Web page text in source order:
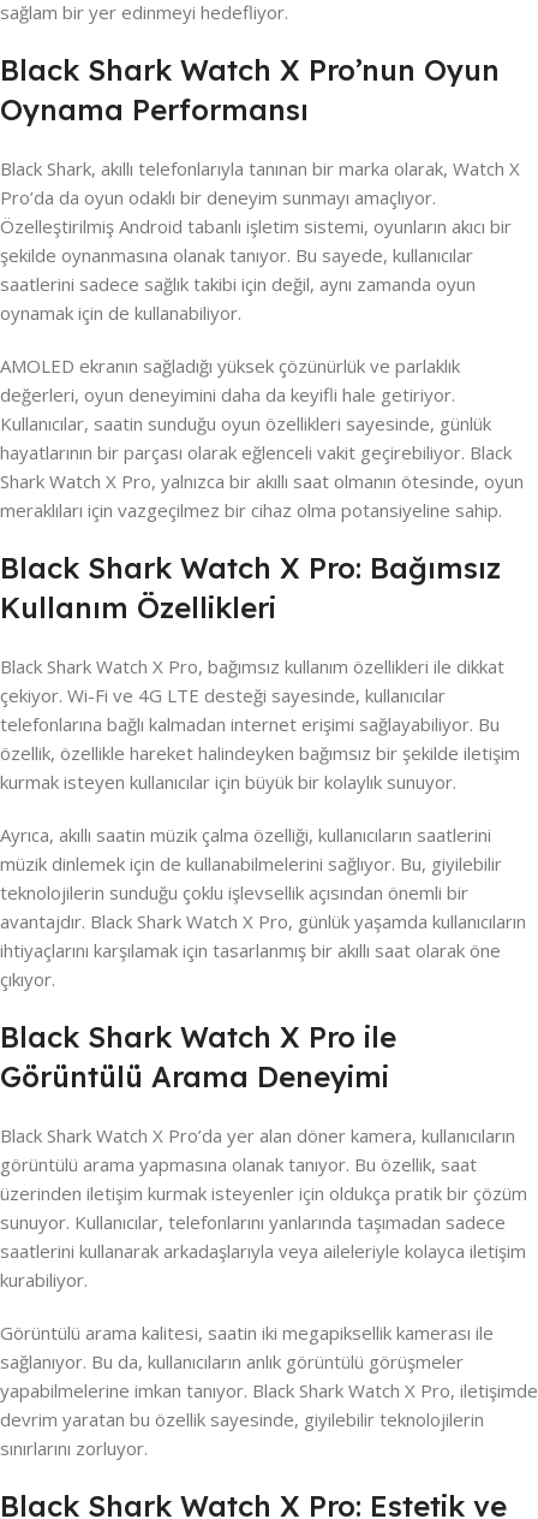
sağlam bir yer edinmeyi hedefliyor.
Black Shark Watch X Pro’nun Oyun
Oynama Performansı
Black Shark, akıllı telefonlarıyla tanınan bir marka olarak, Watch X
Pro’da da oyun odaklı bir deneyim sunmayı amaçlıyor.
Özelleştirilmiş Android tabanlı işletim sistemi, oyunların akıcı bir
şekilde oynanmasına olanak tanıyor. Bu sayede, kullanıcılar
saatlerini sadece sağlık takibi için değil, aynı zamanda oyun
oynamak için de kullanabiliyor.
AMOLED ekranın sağladığı yüksek çözünürlük ve parlaklık
değerleri, oyun deneyimini daha da keyifli hale getiriyor.
Kullanıcılar, saatin sunduğu oyun özellikleri sayesinde, günlük
hayatlarının bir parçası olarak eğlenceli vakit geçirebiliyor. Black
Shark Watch X Pro, yalnızca bir akıllı saat olmanın ötesinde, oyun
meraklıları için vazgeçilmez bir cihaz olma potansiyeline sahip.
Black Shark Watch X Pro: Bağımsız
Kullanım Özellikleri
Black Shark Watch X Pro, bağımsız kullanım özellikleri ile dikkat
çekiyor. Wi-Fi ve 4G LTE desteği sayesinde, kullanıcılar
telefonlarına bağlı kalmadan internet erişimi sağlayabiliyor. Bu
özellik, özellikle hareket halindeyken bağımsız bir şekilde iletişim
kurmak isteyen kullanıcılar için büyük bir kolaylık sunuyor.
Ayrıca, akıllı saatin müzik çalma özelliği, kullanıcıların saatlerini
müzik dinlemek için de kullanabilmelerini sağlıyor. Bu, giyilebilir
teknolojilerin sunduğu çoklu işlevsellik açısından önemli bir
avantajdır. Black Shark Watch X Pro, günlük yaşamda kullanıcıların
ihtiyaçlarını karşılamak için tasarlanmış bir akıllı saat olarak öne
çıkıyor.
Black Shark Watch X Pro ile
Görüntülü Arama Deneyimi
Black Shark Watch X Pro’da yer alan döner kamera, kullanıcıların
görüntülü arama yapmasına olanak tanıyor. Bu özellik, saat
üzerinden iletişim kurmak isteyenler için oldukça pratik bir çözüm
sunuyor. Kullanıcılar, telefonlarını yanlarında taşımadan sadece
saatlerini kullanarak arkadaşlarıyla veya aileleriyle kolayca iletişim
kurabiliyor.
Görüntülü arama kalitesi, saatin iki megapiksellik kamerası ile
sağlanıyor. Bu da, kullanıcıların anlık görüntülü görüşmeler
yapabilmelerine imkan tanıyor. Black Shark Watch X Pro, iletişimde
devrim yaratan bu özellik sayesinde, giyilebilir teknolojilerin
sınırlarını zorluyor.
Black Shark Watch X Pro: Estetik ve